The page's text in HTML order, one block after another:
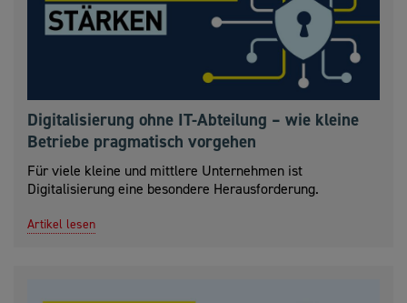
Digitalisierung ohne IT-Abteilung – wie kleine
Betriebe pragmatisch vorgehen
Für viele kleine und mittlere Unternehmen ist
Digitalisierung eine besondere Herausforderung.
Artikel lesen